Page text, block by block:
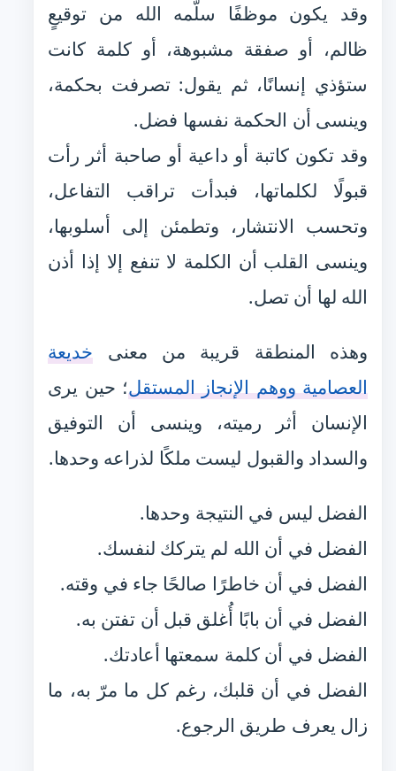
وقد يكون موظفًا سلّمه الله من توقيعٍ
ظالم، أو صفقة مشبوهة، أو كلمة كانت
ستؤذي إنسانًا، ثم يقول: تصرفت بحكمة،
وينسى أن الحكمة نفسها فضل.
وقد تكون كاتبة أو داعية أو صاحبة أثر رأت
قبولًا لكلماتها، فبدأت تراقب التفاعل،
وتحسب الانتشار، وتطمئن إلى أسلوبها،
وينسى القلب أن الكلمة لا تنفع إلا إذا أذن
الله لها أن تصل.
وهذه المنطقة قريبة من معنى خديعة
العصامية ووهم الإنجاز المستقل؛ حين يرى
الإنسان أثر رميته، وينسى أن التوفيق
والسداد والقبول ليست ملكًا لذراعه وحدها.
الفضل ليس في النتيجة وحدها.
الفضل في أن الله لم يتركك لنفسك.
الفضل في أن خاطرًا صالحًا جاء في وقته.
الفضل في أن بابًا أُغلق قبل أن تفتن به.
الفضل في أن كلمة سمعتها أعادتك.
الفضل في أن قلبك، رغم كل ما مرّ به، ما
زال يعرف طريق الرجوع.